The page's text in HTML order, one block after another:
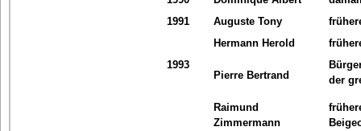
1991
Auguste Tony
Hermann Herold
1993
Pierre Bertrand
der
Raimund
Zimmermann